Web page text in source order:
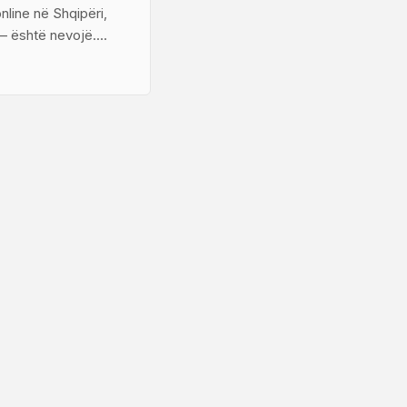
në Shqipëri,
është nevojë.
pa e bërë